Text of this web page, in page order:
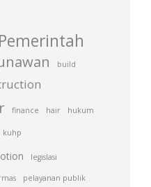
build
finance hair hukum
kuhp
legislasi
pelayanan publik